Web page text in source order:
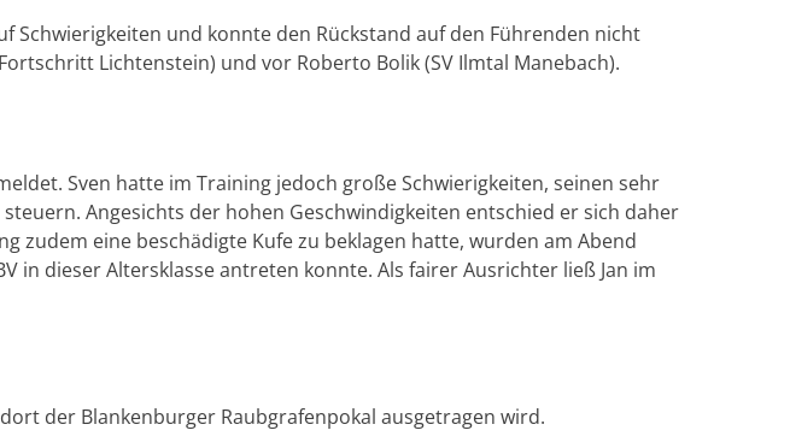
Schwierigkeiten und konnte den Rückstand auf den Führenden nicht
Lichtenstein) und vor Roberto Bolik (SV Ilmtal Manebach).
Sven hatte im Training jedoch große Schwierigkeiten, seinen sehr
Angesichts der hohen Geschwindigkeiten entschied er sich daher
zudem eine beschädigte Kufe zu beklagen hatte, wurden am Abend
in dieser Altersklasse antreten konnte. Als fairer Ausrichter ließ Jan im
der Blankenburger Raubgrafenpokal ausgetragen wird.